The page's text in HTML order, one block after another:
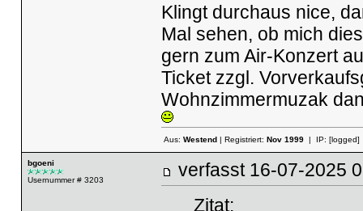
Klingt durchaus nice,
Mal sehen, ob mich
gern zum Air-Konzert
Ticket zzgl.
Wohnzimmermuzak
Aus: Westend| Registriert: Nov 1999| IP: [logged]
bgoeni
Usernummer # 3203
verfasst 16-07-
Zitat: